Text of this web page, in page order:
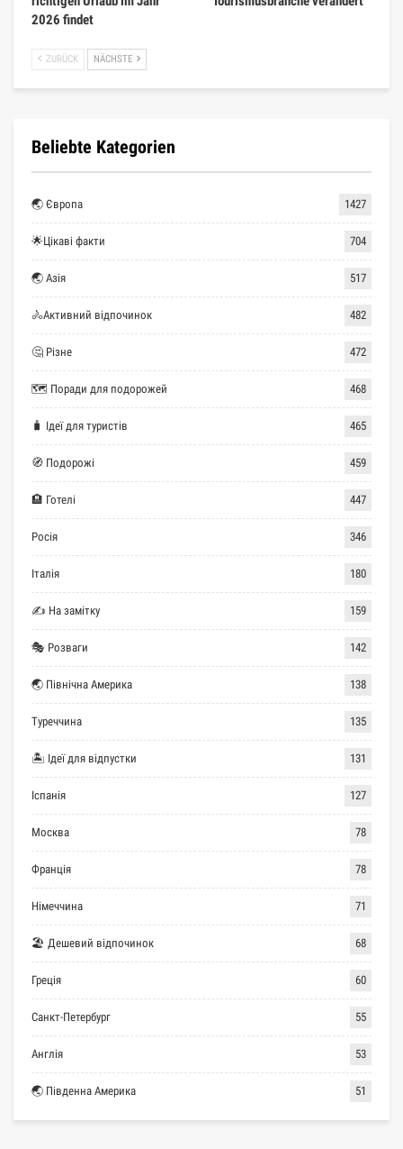
2026 findet
ZURÜCK NÄCHSTE
Beliebte Kategorien
🌏 Європа 1427
🌟Цікаві факти 704
🌏 Азія 517
🚴Активний відпочинок 482
🤔 Різне 472
🗺 Поради для подорожей 468
🧳 Ідеї для туристів 465
🧭 Подорожі 459
🏨 Готелі 447
Росія 346
Італія 180
✍ На замітку 159
🎭 Розваги 142
🌏 Північна Америка 138
Туреччина 135
🏝 Ідеї для відпустки 131
Іспанія 127
Москва 78
Франція 78
Німеччина 71
🏖 Дешевий відпочинок 68
Греція 60
Санкт-Петербург 55
Англія 53
🌏 Південна Америка 51